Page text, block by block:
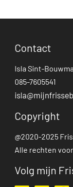
Contact
Isla Sint-
085-7605541
Copyright
@2020-2025
Alle rechten
Volg mijn